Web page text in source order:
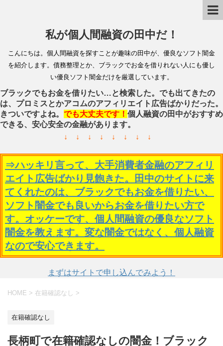
私が個人間融資の田中だ！
こんにちは。個人間融資を探すことが趣味の田中が、優良なソフト闇金
を紹介します。債務整理とか、ブラックでお金を借りれない人にも優し
い優良ソフト闇金だけを厳選しています。
ブラックでもお金を借りたい…と検索した。でも出てきたの
は、プロミスとかアコムのアフィリエイト広告ばかりだった。
きついですよね。 でも大丈夫です！ 個人融資の田中がおすすめ
できる、安心安全の金融があります。
↓ ↓ ↓ ↓ ↓ ↓ ↓ ↓
⇒ハッキリ言って、大手消費者金融のアフィリ
エイト広告ばかり見飽きた。田中のサイトに来
てくれたのは、ブラックでもお金を借りたい、
ソフト闇金でも良いからお金を借りたい方で
す。オッケーです、個人間融資の優良なソフト
闇金を教えます。変な闇金ではなく、個人融資
なので安心できます。
まずはサイトで申し込んでみよう！
HOME > 在籍確認なし >
在籍確認なし
長柄町で在籍確認なしの闇金！ブラック